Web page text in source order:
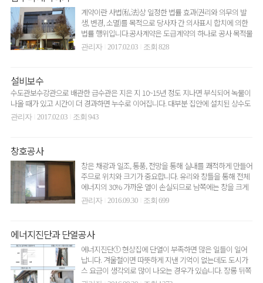
계약이란 사법(私法)상 일정한 법률 효과(권리와 의무의 발
생, 변경, 소멸)를 목적으로 당사자 간 의사표시 합치에 의한
법률 행위입니다.공사계약은 도급계약의 하나로 공사 목적물
의 ..
관리자 2017.02.03 조회 828
설비보수
수도관보수강관으로 배관한 급수관은 지은 지 10~15년 정도 지나면 부식되어 녹물이
나올 때가 있고 시간이 더 경과하면 누수로 이어집니다. 대부분 집안에 설치된 상수도
관에 문제가 ..
관리자 2017.02.03 조회 943
창호공사
창은 채광과 일조, 통풍, 전망을 통해 실내를 쾌적하게 만들어
주므로 위치와 크기가 중요합니다. 유리와 창틀을 통해 전체
에너지의 30% 가까운 열이 손실되므로 남쪽에는 창을 크게
내..
관리자 2016.09.30 조회 699
에너지진단과 단열공사
에너지진단① 현상집에 단열이 부족하면 많은 일들이 일어
납니다. 겨울철이면 따뜻하게 지낸 기억이 없는데도 도시가
스 요금이 생각외로 많이 나오는 경우가 있습니다. 장롱 뒤쪽
어딘가에 ..